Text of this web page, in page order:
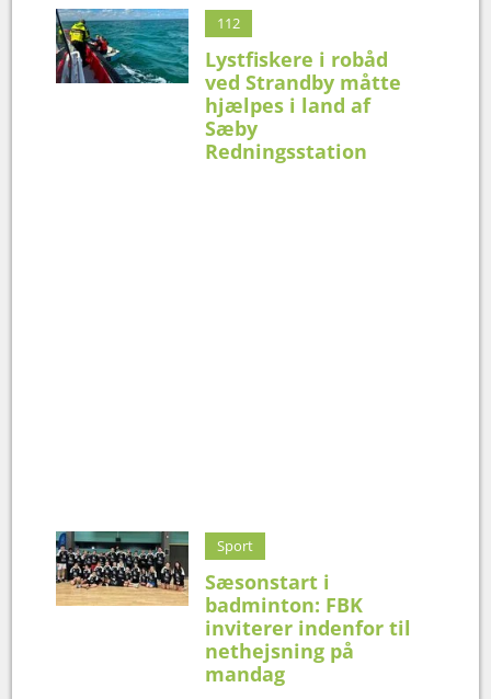
112
Lystfiskere i robåd
ved Strandby måtte
hjælpes i land af
Sæby
Redningsstation
Sport
Sæsonstart i
badminton: FBK
inviterer indenfor til
nethejsning på
mandag